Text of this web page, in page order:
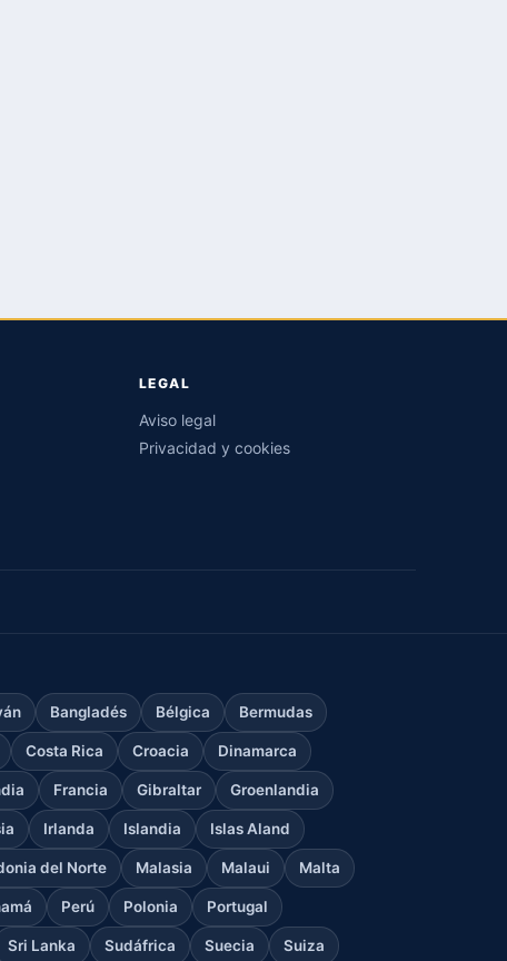
LEGAL
Aviso legal
Privacidad y cookies
Bangladés Bélgica Bermudas
Costa Rica Croacia Dinamarca
Francia Gibraltar Groenlandia
Irlanda Islandia Islas Aland
del Norte Malasia Malaui Malta
Perú Polonia Portugal
Sri Lanka Sudáfrica Suecia Suiza